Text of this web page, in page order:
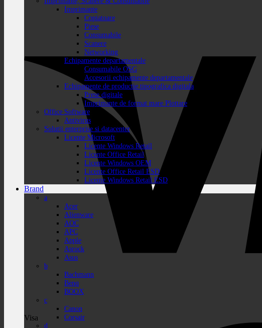
Visa
Imprimante
Copiatoare
Piese
Consumabile
Scanere
Networking
Echipamente departamentale
Consumabile OSG
Accesorii echipamente departamentale
Echipamente de productie tipografica digitala
Prese digitale
Imprimante de format mare Plottare
Office Software
Antivirus
Solutii enterprise si datacenter
Licente Microsoft
Licente Windows Retail
Licente Office Retail
Licente Windows OEM
Licente Office Retail ESD
Licente Windows Retail ESD
Brand
a
Acer
Alienware
AOC
APC
Apple
Asrock
Asus
b
Bachmann
Benq
BOOX
c
Canon
Corsair
d